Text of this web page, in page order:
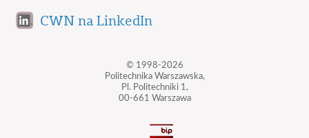
CWN na LinkedIn
© 1998-2026
Politechnika Warszawska,
Pl. Politechniki 1,
00-661 Warszawa